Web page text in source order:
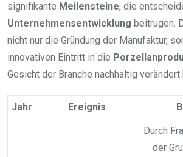
signifikante Meilensteine, die
Unternehmensentwicklung beitrugen.
nicht nur die Gründung der Manufaktur,
innovativen Eintritt in die
Gesicht der Branche nachhaltig verändert
Jahr Ereignis
Durch
der